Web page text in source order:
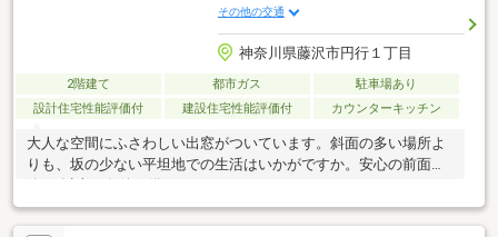
その他の交通
神奈川県藤沢市円行１丁目
2階建て 都市ガス
駐車場あり
設計住宅性能評価付
建設住宅性能評価付 カウンターキッチン
大人な空間にふさわしい出窓がついています。斜面の多い場所よ
りも、坂の少ない平坦地での生活はいかがですか。安心の前面道